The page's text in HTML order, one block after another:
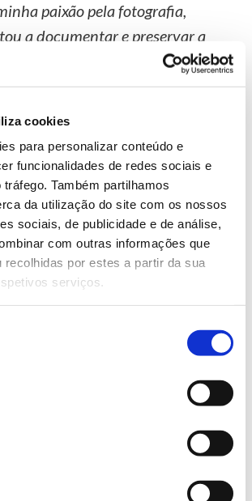
cookies
para personalizar conteúdo e
funcionalidades de redes sociais e
Também partilhamos
da utilização do site com os nossos
sociais, de publicidade e de análise,
com outras informações que
recolhidas por estes a partir da sua
serviços.
paixão pela fotografia,
a documentar e preservar a
compartilhando-a com o
a importância de
estética, as árvores fornecem
essenciais para a humanidade.
guardiãs do meio ambiente. As
um papel crucial na
global. Também ajudam a
do solo, fornecem
de vida selvagem e contribuem para
da Terra, purificando o ar que
agosto de 2023